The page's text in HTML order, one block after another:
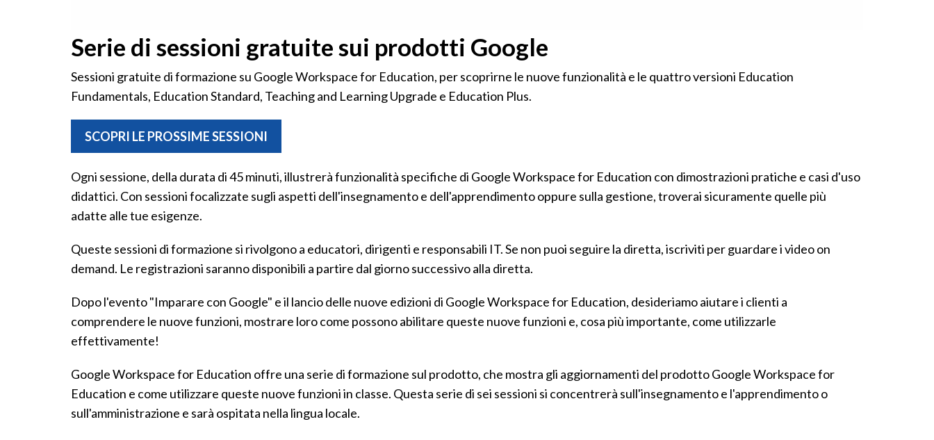
Serie di sessioni gratuite sui prodotti Google
Sessioni gratuite di formazione su Google Workspace for Education, per scoprirne le nuove funzionalità e le quattro versioni Education
Fundamentals, Education Standard, Teaching and Learning Upgrade e Education Plus.
SCOPRI LE PROSSIME SESSIONI
Ogni sessione, della durata di 45 minuti, illustrerà funzionalità specifiche di Google Workspace for Education con dimostrazioni pratiche e casi d'uso
didattici. Con sessioni focalizzate sugli aspetti dell'insegnamento e dell'apprendimento oppure sulla gestione, troverai sicuramente quelle più
adatte alle tue esigenze.
Queste sessioni di formazione si rivolgono a educatori, dirigenti e responsabili IT. Se non puoi seguire la diretta, iscriviti per guardare i video on
demand. Le registrazioni saranno disponibili a partire dal giorno successivo alla diretta.
Dopo l'evento "Imparare con Google" e il lancio delle nuove edizioni di Google Workspace for Education, desideriamo aiutare i clienti a
comprendere le nuove funzioni, mostrare loro come possono abilitare queste nuove funzioni e, cosa più importante, come utilizzarle
effettivamente!
Google Workspace for Education offre una serie di formazione sul prodotto, che mostra gli aggiornamenti del prodotto Google Workspace for
Education e come utilizzare queste nuove funzioni in classe. Questa serie di sei sessioni si concentrerà sull'insegnamento e l'apprendimento o
sull'amministrazione e sarà ospitata nella lingua locale.